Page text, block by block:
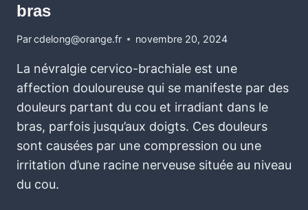
bras
Parcdelong@orange.fr novembre 20, 2024
La névralgie cervico-brachiale est une
affection douloureuse qui se manifeste par des
douleurs partant du cou et irradiant dans le
bras, parfois jusqu’aux doigts. Ces douleurs
sont causées par une compression ou une
irritation d’une racine nerveuse située au niveau
du cou.